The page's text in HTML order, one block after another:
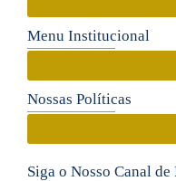
Menu Institucional
Nossas Políticas
Siga o Nosso Canal